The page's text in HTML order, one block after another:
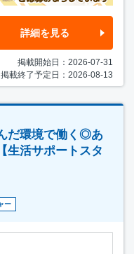
詳細を見る
掲載開始日：2026-07-31
掲載終了予定日：2026-08-13
だ環境で働く◎あ
生活サポートスタ
ー